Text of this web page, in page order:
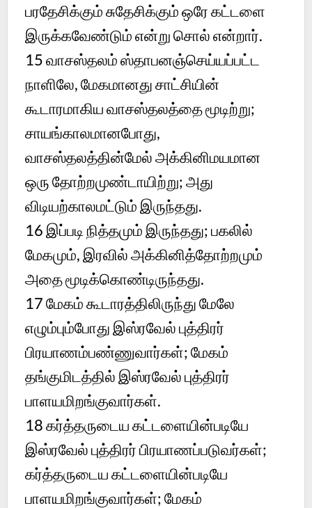
பரதேசிக்கும் சுதேசிக்கும் ஒரே கட்டளை
இருக்கவேண்டும் என்று சொல் என்றார்.
15வாசஸ்தலம் ஸ்தாபனஞ்செய்யப்பட்ட
நாளிலே, மேகமானது சாட்சியின்
கூடாரமாகிய வாசஸ்தலத்தை மூடிற்று;
சாயங்காலமானபோது,
வாசஸ்தலத்தின்மேல் அக்கினிமயமான
ஒரு தோற்றமுண்டாயிற்று; அது
விடியற்காலமட்டும் இருந்தது.
16 இப்படி நித்தமும் இருந்தது; பகலில்
மேகமும், இரவில் அக்கினித்தோற்றமும்
அதை மூடிக்கொண்டிருந்தது.
17மேகம் கூடாரத்திலிருந்து மேலே
எழும்பும்போது இஸ்ரவேல் புத்திரர்
பிரயாணம்பண்ணுவார்கள்; மேகம்
தங்குமிடத்தில் இஸ்ரவேல் புத்திரர்
பாளயமிறங்குவார்கள்.
18கர்த்தருடைய கட்டளையின்படியே
இஸ்ரவேல் புத்திரர் பிரயாணப்படுவர்கள்;
கர்த்தருடைய கட்டளையின்படியே
பாளயமிறங்குவார்கள்; மேகம்